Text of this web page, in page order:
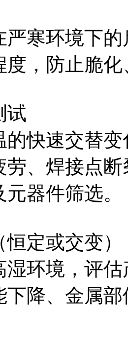
严寒环境下
度，防止脆
试
的快速交替
劳、焊接点
器件筛选。
定或交变）
湿环境，评
下降、金属